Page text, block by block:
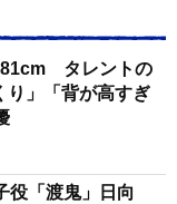
タレントの
り」「背が高すぎ
役「渡鬼」日向